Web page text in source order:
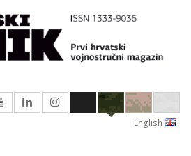
English